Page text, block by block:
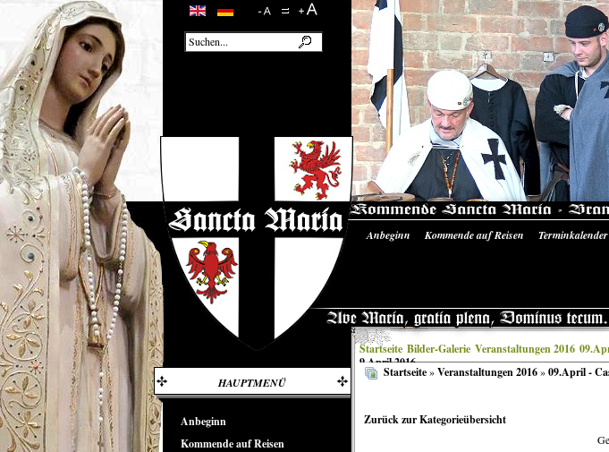
Anbeginn Kommende auf Reisen Terminkalender
Startseite Bilder-Galerie Veranstaltungen 2016
9.April 2016
HAUPTMENÜ
Anbeginn
Kommende auf Reisen
Startseite»Veranstaltungen 2016»09.April -
Zurück zur Kategorieübersicht